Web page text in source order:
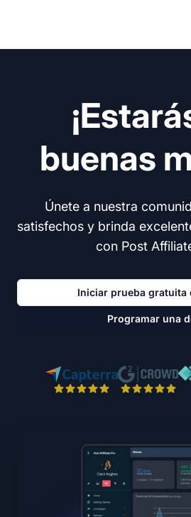
buenas
Únete a nuestra
satisfechos y brinda
con Post
Iniciar prueba gratuita
Programar una